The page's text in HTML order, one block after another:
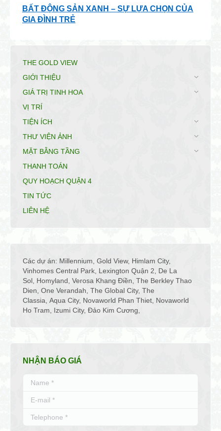
BẤT ĐỘNG SẢN XANH – SỰ LỰA CHỌN CỦA
GIA ĐÌNH TRẺ
THE GOLD VIEW
GIỚI THIỆU
GIÁ TRỊ TINH HOA
VỊ TRÍ
TIỆN ÍCH
THƯ VIỆN ẢNH
MẶT BẰNG TẦNG
THANH TOÁN
QUY HOẠCH QUẬN 4
TIN TỨC
LIÊN HỆ
Các dự án: Millennium Gold View, Himlam City,
Vinhomes Central Park Lexington Quận 2
De La
Sol Homyland Verosa Khang Điền The Berkley Thao
Dien One Verandah The Global City, The
Classia Aqua City, Novaworld Phan Thiet Novaworld
Ho Tram
Izumi City, Đảo Kim Cương
NHẬN BÁO GIÁ
Name *
E-mail *
Telephone *